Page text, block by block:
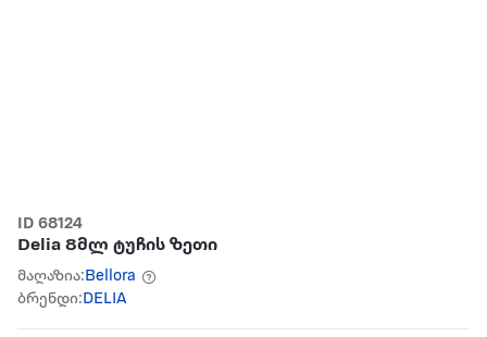
ID 68124
Delia 8მლ ტუჩის ზეთი
მაღაზია:Bellora
ბრენდი:DELIA